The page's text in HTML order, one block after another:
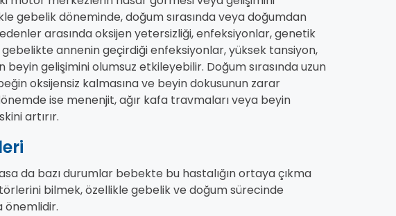
gebelik döneminde, doğum sırasında veya doğumdan
arasında oksijen yetersizliği, enfeksiyonlar, genetik
annenin geçirdiği enfeksiyonlar, yüksek tansiyon,
gelişimini olumsuz etkileyebilir. Doğum sırasında uzun
oksijensiz kalmasına ve beyin dokusunun zarar
ise menenjit, ağır kafa travmaları veya beyin
artırır.
da bazı durumlar bebekte bu hastalığın ortaya çıkma
bilmek, özellikle gebelik ve doğum sürecinde
önemlidir.